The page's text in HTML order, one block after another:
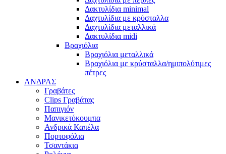
Δακτυλίδια minimal
Δαχτυλίδια με κρύσταλλα
Δαχτυλίδια μεταλλικά
Δακτυλίδια midi
Βραχιόλια
Βραχιόλια μεταλλικά
Βραχιόλια με κρύσταλλα/ημιπολύτιμες
πέτρες
ΑΝΔΡΑΣ
Γραβάτες
Clips Γραβάτας
Παπιγιόν
Μανικετόκουμπα
Ανδρικά Καπέλα
Πορτοφόλια
Τσαντάκια